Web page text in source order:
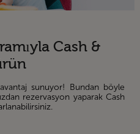
Cash &
sunuyor! Bundan böyle
rezervasyon yaparak Cash